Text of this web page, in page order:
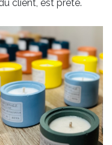
client, est prête.